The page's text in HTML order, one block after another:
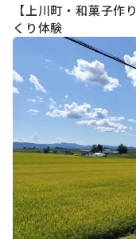
【上川町・和菓子
くり体験